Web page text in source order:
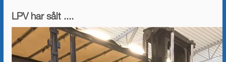
LPV har sålt ....